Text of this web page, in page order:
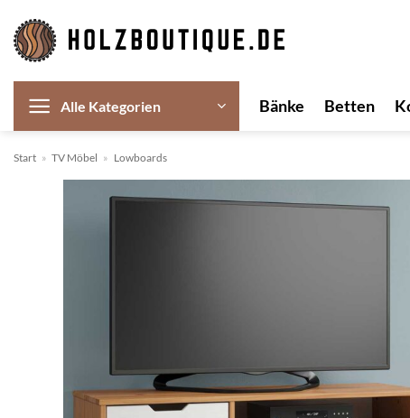
Inhalt
springen
Alle Kategorien Bänke Betten
Start » TV Möbel » Lowboards